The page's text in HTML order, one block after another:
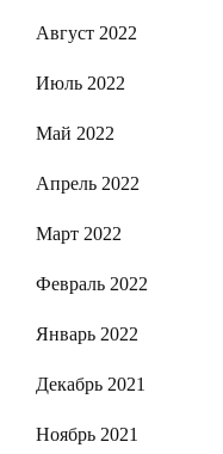
Август 2022
Июль 2022
Май 2022
Апрель 2022
Март 2022
Февраль 2022
Январь 2022
Декабрь 2021
Ноябрь 2021